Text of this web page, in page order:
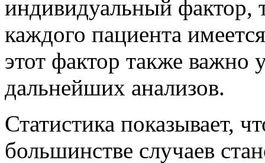
индивидуальный фактор,
каждого пациента
этот фактор также важно
дальнейших анализов.
Статистика показывает,
большинстве случаев